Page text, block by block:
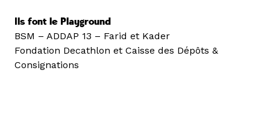
Ils font le Playground
BSM – ADDAP 13 – Farid et Kader
Fondation Decathlon et Caisse des Dépôts &
Consignations